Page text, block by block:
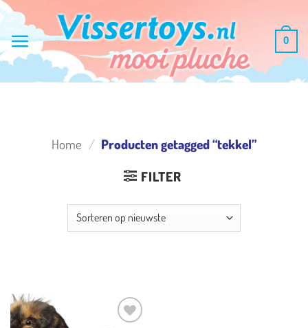
Ga
inhoud
0
Home / Producten getagged “tekkel”
FILTER